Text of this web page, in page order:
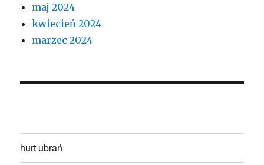
maj 2024
kwiecień 2024
marzec 2024
hurt ubrań